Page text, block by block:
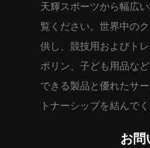
天輝スポーツから幅広
覧ください。世界中の
供し、競技用およびト
ポリン、子ども用品な
できる製品と優れたサ
トナーシップを結んでく
お問